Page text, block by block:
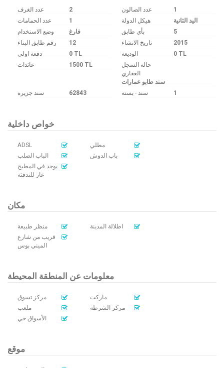
عدد الغرف 2 عدد الصالون
1
عدد الحمامات
1 هيكل الدولة
اليد الثانية
وضع الاستخدام
فارغ بأي طابق
5
رقم طابق البناء
12 تاريخ الانشاء
2015
دفعة اولى
0 TL الوديعة
0 TL
عائدات
1500 TL
حالة السجل
العقاري
سند طابو عمارات
سند جزیره
62843 سند - بسته 1
خواص داخلية
ADSL
مطلي
الباب الصلب
باب الدوش
يوجد في المطبخ
غاز للتدفئة
مكان
منظر طبيعة
اطلالة المدينة
قريب من شارع
الميني بوس
معلومات عن المنطقة المحيطة
مركز تسوق
ماركت
ملعب
مركز الشرطة
الأسواق حي
موقع